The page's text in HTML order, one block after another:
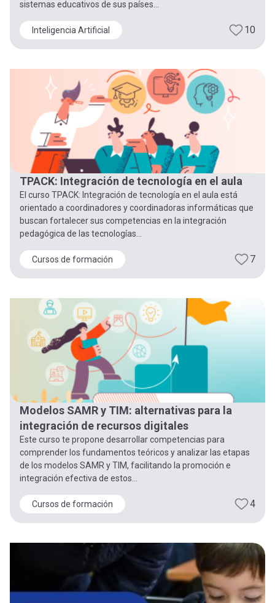
sistemas educativos de sus países...
Inteligencia Artificial 10
TPACK: Integración de tecnología en el aula
El curso TPACK: Integración de tecnología en el aula está
orientado a coordinadores y coordinadoras informáticas que
buscan fortalecer sus competencias en la integración
pedagógica de las tecnologías...
Cursos de formación 7
Modelos SAMR y TIM: alternativas para la
integración de recursos digitales
Este curso te propone desarrollar competencias para
comprender los fundamentos teóricos y analizar las etapas
de los modelos SAMR y TIM, facilitando la promoción e
integración efectiva de estos...
Cursos de formación 4